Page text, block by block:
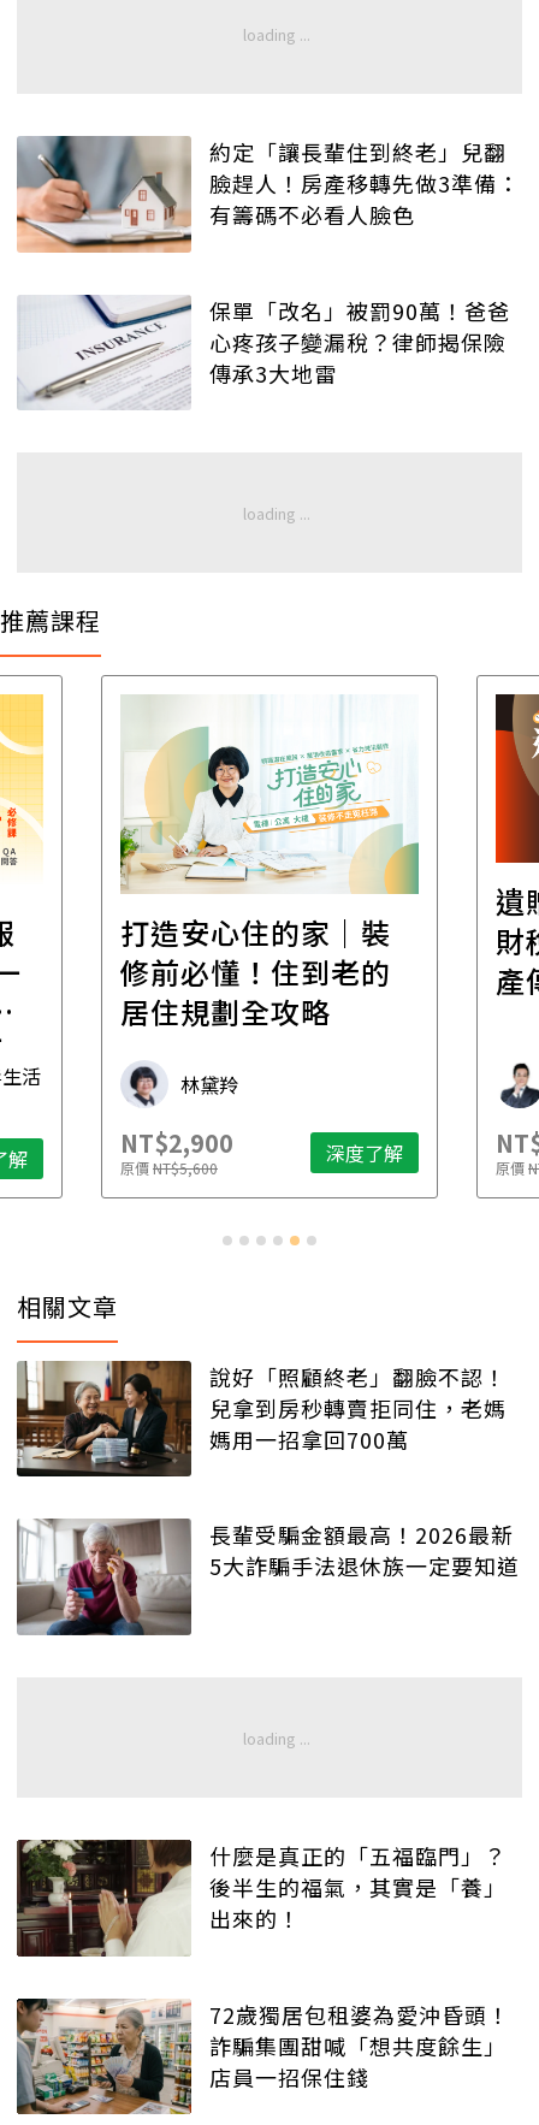
約定「讓長輩住到終老」兒翻
臉趕人！房產移轉先做3準備：
有籌碼不必看人臉色
保單「改名」被罰90萬！爸爸
心疼孩子變漏稅？律師揭保險
傳承3大地雷
推薦課程
活
解
打造安心住的家｜裝
修前必懂！住到老的
居住規劃全攻略
林黛羚
NT$2,900
原價NT$5,600 深度了解
遺
財
產
原價
相關文章
說好「照顧終老」翻臉不認！
兒拿到房秒轉賣拒同住，老媽
媽用一招拿回700萬
長輩受騙金額最高！2026最新
5大詐騙手法退休族一定要知道
什麼是真正的「五福臨門」？
後半生的福氣，其實是「養」
出來的！
72歲獨居包租婆為愛沖昏頭！
詐騙集團甜喊「想共度餘生」
店員一招保住錢